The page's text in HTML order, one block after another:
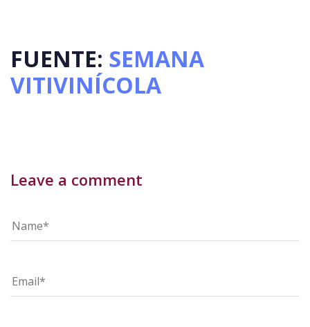
FUENTE: SEMANA
VITIVINÍCOLA
Leave a comment